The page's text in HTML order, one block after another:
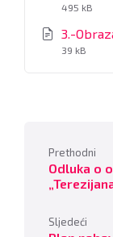
495 kB
3.-
39 kB
Prethodni
Odluka o
Sljedeći